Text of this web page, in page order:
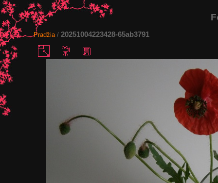
Pradžia/ 20251004223428-65ab3791